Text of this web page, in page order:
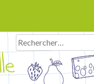
Rechercher :